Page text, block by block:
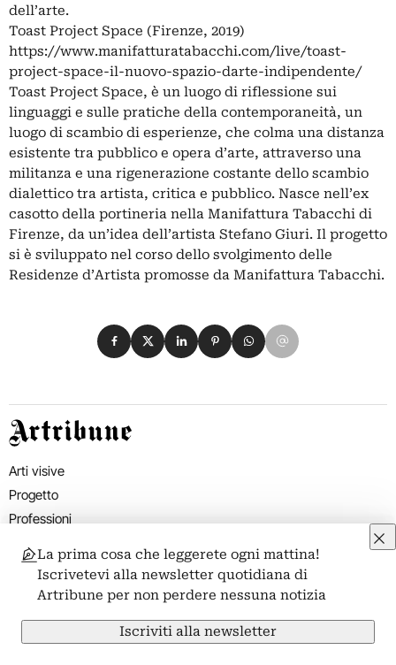
dell’arte.
Toast Project Space (Firenze, 2019)
https://www.manifatturatabacchi.com/live/toast-
project-space-il-nuovo-spazio-darte-indipendente/
Toast Project Space, è un luogo di riflessione sui
linguaggi e sulle pratiche della contemporaneità, un
luogo di scambio di esperienze, che colma una distanza
esistente tra pubblico e opera d’arte, attraverso una
militanza e una rigenerazione costante dello scambio
dialettico tra artista, critica e pubblico. Nasce nell’ex
casotto della portineria nella Manifattura Tabacchi di
Firenze, da un’idea dell’artista Stefano Giuri. Il progetto
si è sviluppato nel corso dello svolgimento delle
Residenze d’Artista promosse da Manifattura Tabacchi.
Condividi su Facebook
Condividi su X
Condividi su LinkedIn
Condividi su Pinterest
Condividi su WhatsApp
Condividi su Email
Artribune
Arti visive
Progetto
Professioni
Editoria
Turismo
Jobs
La prima cosa che leggerete ogni mattina!
Iscrivetevi alla newsletter quotidiana di
Artribune per non perdere nessuna notizia
Iscriviti alla newsletter